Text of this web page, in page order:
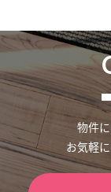
物件
お気軽